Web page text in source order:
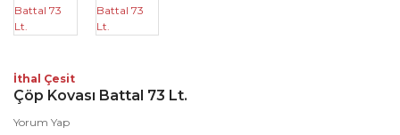
İthal Çesit
Çöp Kovası Battal 73 Lt.
Yorum Yap